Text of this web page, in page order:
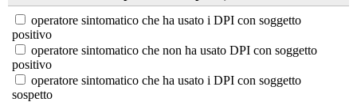
operatore sintomatico che ha usato i DPI con soggetto
positivo
operatore sintomatico che non ha usato DPI con soggetto
positivo
operatore sintomatico che ha usato i DPI con soggetto
sospetto